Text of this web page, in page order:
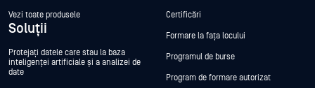
Vezi toate produsele
Soluții
Protejați datele care stau la baza
inteligenței artificiale și a analizei de
date
Certificări
Formare la fața locului
Programul de burse
Program de formare autorizat